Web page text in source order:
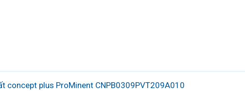
concept plus ProMinent CNPB0309PVT209A010